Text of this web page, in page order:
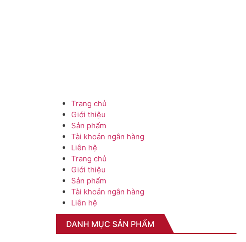
Trang chủ
Giới thiệu
Sản phẩm
Tài khoản ngân hàng
Liên hệ
Trang chủ
Giới thiệu
Sản phẩm
Tài khoản ngân hàng
Liên hệ
DANH MỤC SẢN PHẨM